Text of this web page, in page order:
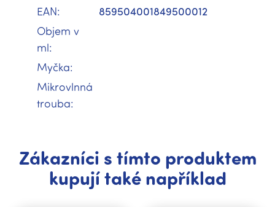
EAN:
859504001849500012
Objem v
ml:
Myčka:
Mikrovlnná
trouba:
Zákazníci s tímto produktem
kupují také například